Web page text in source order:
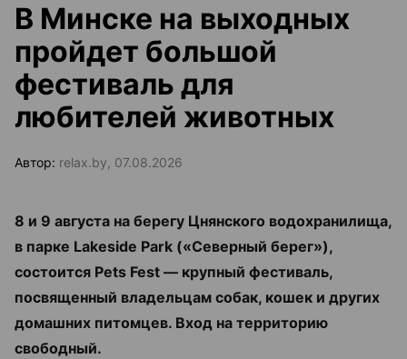
В Минске на выходных
пройдет большой
фестиваль для
любителей животных
Автор: relax.by, 07.08.2026
8 и 9 августа на берегу Цнянского водохранилища,
в парке Lakeside Park («Северный берег»),
состоится Pets Fest — крупный фестиваль,
посвященный владельцам собак, кошек и других
домашних питомцев. Вход на территорию
свободный.